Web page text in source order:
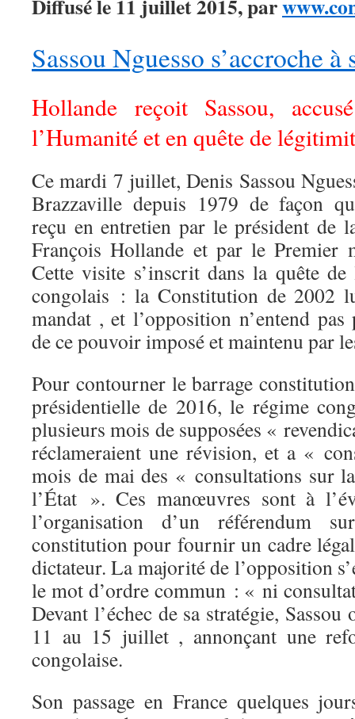
Diffusé le 11 juillet 2015, par
Sassou Nguesso s’accroche
Hollande reçoit Sassou,
l’Humanité et en quête de
Ce mardi 7 juillet, Denis Sassou
Brazzaville depuis 1979 de façon
reçu en entretien par le président de
François Hollande et par le Premier
Cette visite s’inscrit dans la quête
congolais : la Constitution de 2002
mandat , et l’opposition n’entend pas
de ce pouvoir imposé et maintenu par
Pour contourner le barrage
présidentielle de 2016, le régime
plusieurs mois de supposées «
réclameraient une révision, et a «
mois de mai des « consultations sur
l’État ». Ces manœuvres sont à
l’organisation d’un référendum
constitution pour fournir un cadre
dictateur. La majorité de l’opposition
le mot d’ordre commun : « ni
Devant l’échec de sa stratégie,
11 au 15 juillet , annonçant une
congolaise.
Son passage en France quelques